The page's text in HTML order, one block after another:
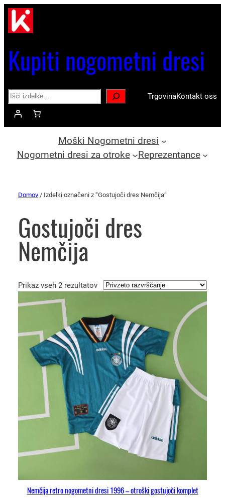
Kupiti nogometni dresi
Search TrgovinaKontakt oss
Moški Nogometni dresi
Nogometni dresi za otroke
Reprezentance
Domov / Izdelki označeni z “Gostujoči dres Nemčija”
Gostujoči dres
Nemčija
Prikaz vseh 2 rezultatov
Nemčija retro nogometni dresi 1996 – otroški gostujoči komplet